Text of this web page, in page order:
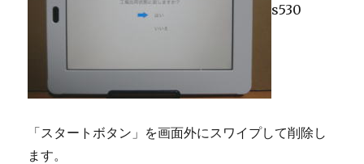
s530
「スタートボタン」を画面外にスワイプして削除し
ます。